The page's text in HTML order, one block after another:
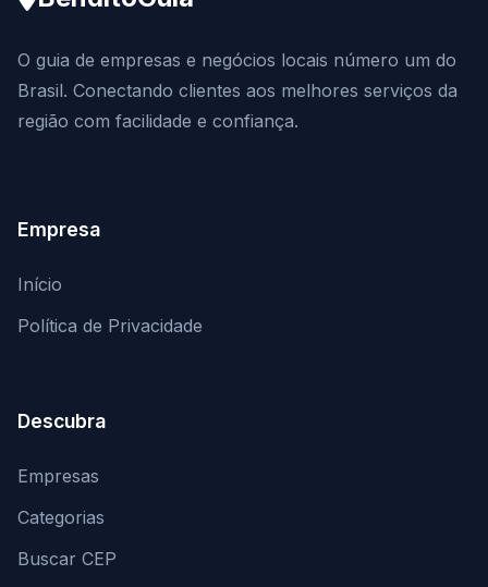
O guia de empresas e negócios locais número um do
Brasil. Conectando clientes aos melhores serviços da
região com facilidade e confiança.
Empresa
Início
Política de Privacidade
Descubra
Empresas
Categorias
Buscar CEP